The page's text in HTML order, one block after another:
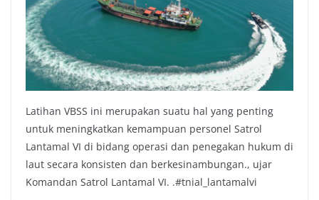
Latihan VBSS ini merupakan suatu hal yang penting
untuk meningkatkan kemampuan personel Satrol
Lantamal VI di bidang operasi dan penegakan hukum di
laut secara konsisten dan berkesinambungan., ujar
Komandan Satrol Lantamal VI. .#tnial_lantamalvi